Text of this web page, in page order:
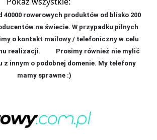
40000 rowerowych produktów od blisko 200
na świecie. W przypadku pilnych
o kontakt mailowy / telefoniczny w celu
realizacji. Prosimy również nie mylić
z innym o podobnej domenie. My telefony
mamy sprawne :)